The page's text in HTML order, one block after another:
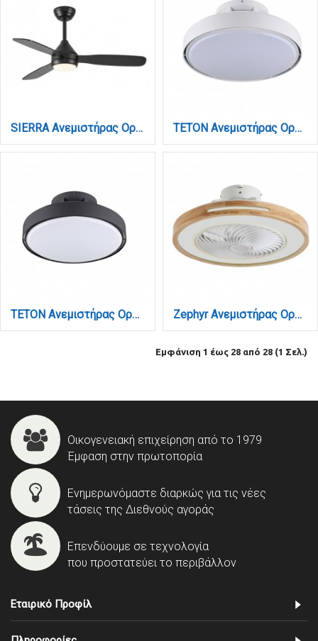
SIERRA Ανεμιστήρας Οροφής με LED 20W, DC Μοτέρ & Smart App - Μαύρο (102000820) TETON Ανεμιστήρας Οροφής Bladeless Λευκό 56W LED 5900lm 3CCT App Control (101001020)
TETON Ανεμιστήρας Οροφής Bladeless Μαύρο 56W LED 5900lm 3CCT App Control (101001010) Zephyr Ανεμιστήρας Οροφής LED με App Control & 3CCT | Wood & Λευκό (101000940)
Εμφάνιση 1 έως 28 από 28 (1 Σελ.)
Οικογενειακή επιχείρηση από το 1979
Έμφαση στην πρωτοπορία
Ενημερωνόμαστε διαρκώς για τις νέες
τάσεις της Διεθνούς αγοράς
Επενδύουμε σε τεχνολογία
που προστατεύει το περιβάλλον
Εταιρικό Προφίλ